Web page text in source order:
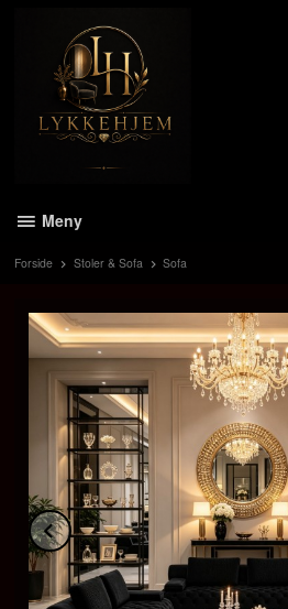
Meny
Forside Stoler & Sofa Sofa
Prev